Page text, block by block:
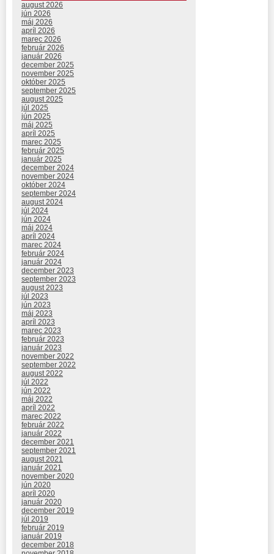
august 2026
jún 2026
máj 2026
apríl 2026
marec 2026
február 2026
január 2026
december 2025
november 2025
október 2025
september 2025
august 2025
júl 2025
jún 2025
máj 2025
apríl 2025
marec 2025
február 2025
január 2025
december 2024
november 2024
október 2024
september 2024
august 2024
júl 2024
jún 2024
máj 2024
apríl 2024
marec 2024
február 2024
január 2024
december 2023
september 2023
august 2023
júl 2023
jún 2023
máj 2023
apríl 2023
marec 2023
február 2023
január 2023
november 2022
september 2022
august 2022
júl 2022
jún 2022
máj 2022
apríl 2022
marec 2022
február 2022
január 2022
december 2021
september 2021
august 2021
január 2021
november 2020
jún 2020
apríl 2020
január 2020
december 2019
júl 2019
február 2019
január 2019
december 2018